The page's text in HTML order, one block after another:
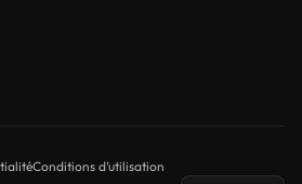
Conditions d’utilisation